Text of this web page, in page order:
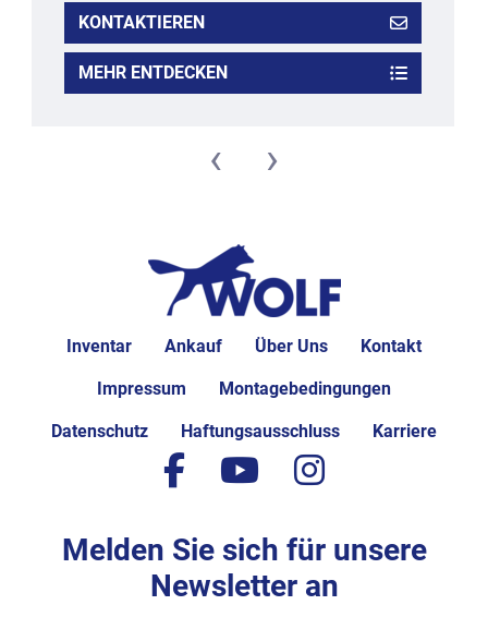
KONTAKTIEREN
MEHR ENTDECKEN
‹ ›
Inventar Ankauf Über Uns Kontakt
Impressum Montagebedingungen
Datenschutz Haftungsausschluss Karriere
facebook
youtubeinstagram
Melden Sie sich für unsere
Newsletter an